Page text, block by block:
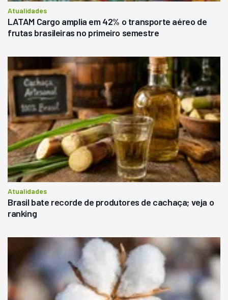
Atualidades
LATAM Cargo amplia em 42% o transporte aéreo de
frutas brasileiras no primeiro semestre
Atualidades
Brasil bate recorde de produtores de cachaça; veja o
ranking